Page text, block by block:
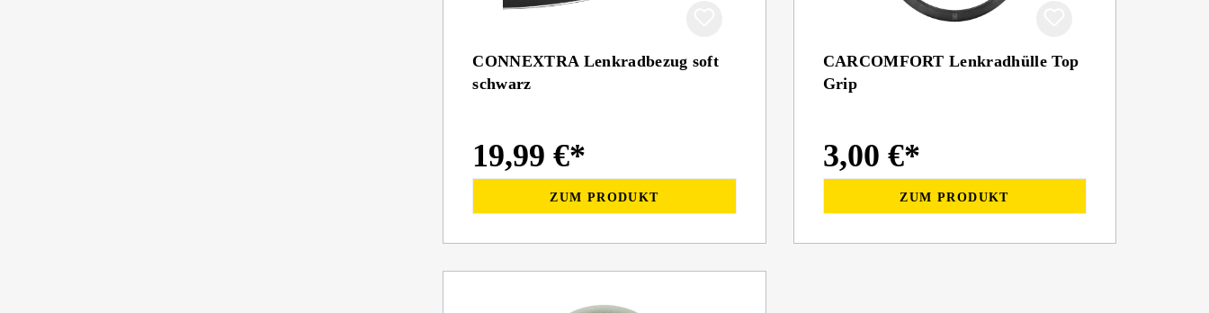
CONNEXTRA Lenkradbezug soft
schwarz
19,99 €*
ZUM PRODUKT
CARCOMFORT Lenkradhülle Top
Grip
3,00 €*
ZUM PRODUKT